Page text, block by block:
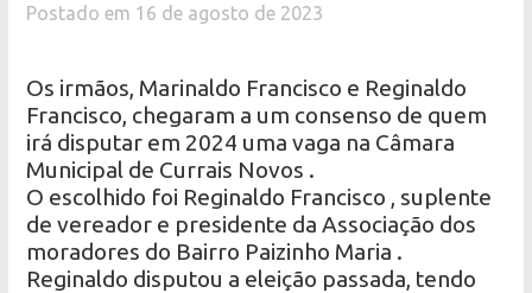
Postado em 16 de agosto de 2023
Os irmãos, Marinaldo Francisco e Reginaldo
Francisco, chegaram a um consenso de quem
irá disputar em 2024 uma vaga na Câmara
Municipal de Currais Novos .
O escolhido foi Reginaldo Francisco , suplente
de vereador e presidente da Associação dos
moradores do Bairro Paizinho Maria .
Reginaldo disputou a eleição passada, tendo